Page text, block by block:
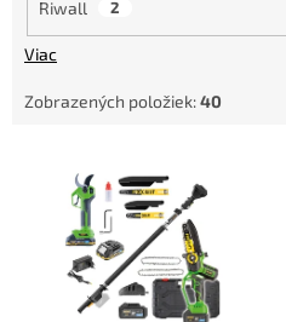
Riwall 2
Viac
Zobrazených položiek:40